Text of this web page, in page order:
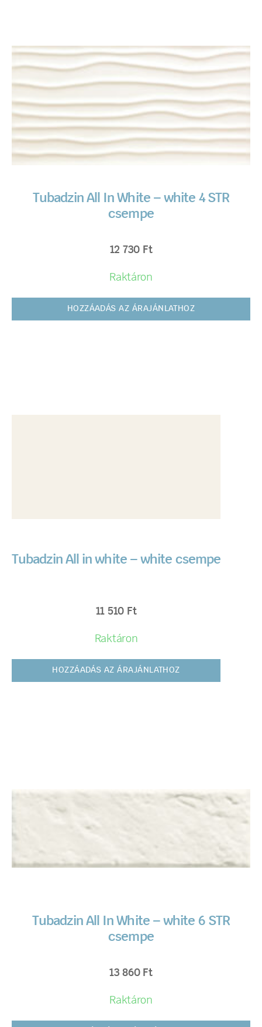
Tubadzin All In White – white 4 STR
csempe
12 730 Ft
Raktáron
HOZZÁADÁS AZ ÁRAJÁNLATHOZ
Tubadzin All in white – white csempe
11 510 Ft
Raktáron
HOZZÁADÁS AZ ÁRAJÁNLATHOZ
Tubadzin All In White – white 6 STR
csempe
13 860 Ft
Raktáron